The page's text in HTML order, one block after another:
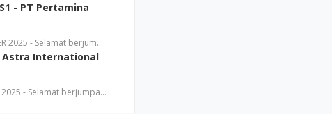
S1 - PT Pertamina
2025 - Selamat berjum…
Astra International
2025 - Selamat berjumpa…